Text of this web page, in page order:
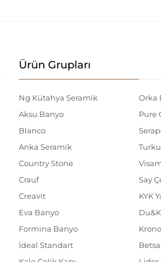
Ürün Grupları
Ng Kütahya Seramik
Aksu Banyo
Blanco
Anka Seramik
Country Stone
Crauf
Creavit
Eva Banyo
Formina Banyo
İdeal Standart
Orka
Pure
Say
KYK